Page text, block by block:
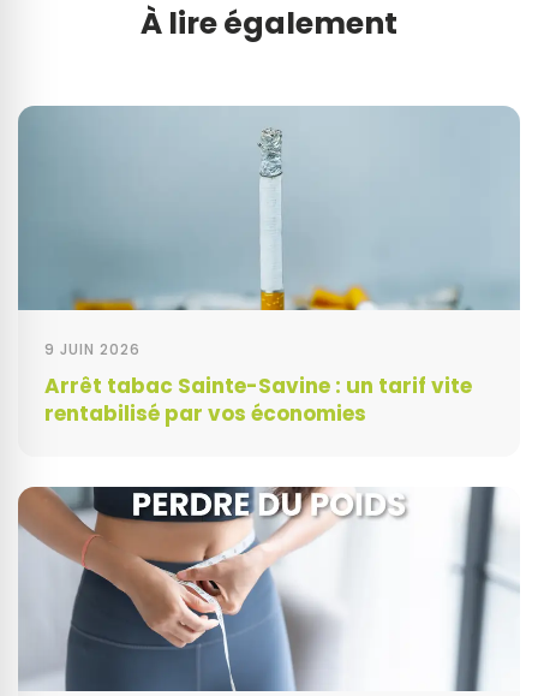
À lire également
9 JUIN 2026
Arrêt tabac Sainte-Savine : un tarif vite
rentabilisé par vos économies